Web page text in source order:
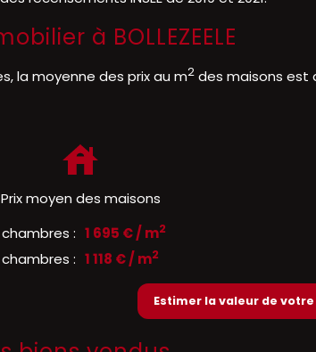
à BOLLEZEELE
la moyenne des prix au m2 des maisons est
Prix moyen des maisons
: 1 695 € / m2
: 1 118 € / m2
Estimer la valeur de votre